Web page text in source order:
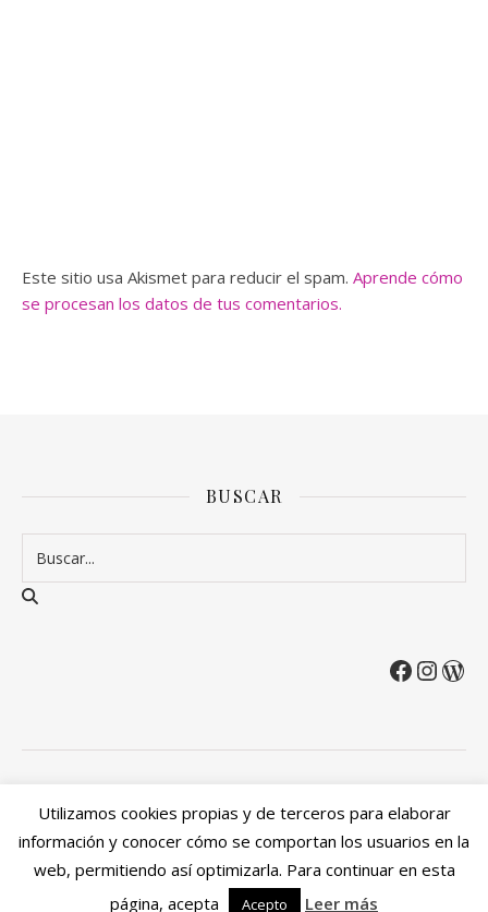
Este sitio usa Akismet para reducir el spam. Aprende cómo
se procesan los datos de tus comentarios.
BUSCAR
Política de privacidad Política de devoluciones y reembolsos
Mi cuenta
Ashe Tema deWP Royal
Utilizamos cookies propias y de terceros para elaborar
información y conocer cómo se comportan los usuarios en la
web, permitiendo así optimizarla. Para continuar en esta
página, acepta
Acepto Leer más